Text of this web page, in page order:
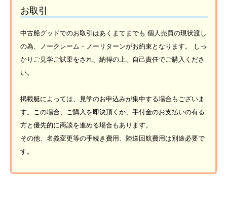
お取引
中古船グッドでのお取引はあくまてまでも 個人売買の現状渡し
の為、ノークレーム・ノーリターンがお約束となります。 しっ
かりご見学ご試乗をされ、納得の上、自己責任でご購入くださ
い。
掲載艇によっては、見学のお申込みが集中する場合もございま
す。この場合、ご購入を即決頂くか、手付金のお支払いの有る
方と優先的に商談を進める場合もあります。
その他、名義変更等の手続き費用、陸送回航費用は別途必要で
す。